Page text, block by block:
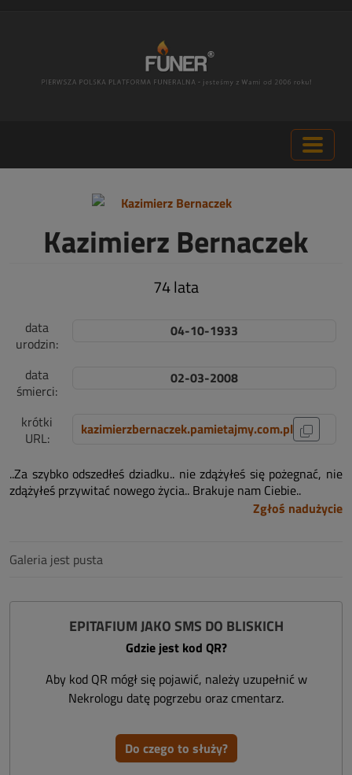
Kazimierz Bernaczek
74 lata
data
urodzin:
04-10-1933
data
śmierci:
02-03-2008
krótki
URL:
kazimierzbernaczek.pamietajmy.com.pl
..Za szybko odszedłeś dziadku.. nie zdążyłeś się pożegnać, nie
zdążyłeś przywitać nowego życia.. Brakuje nam Ciebie..
Zgłoś nadużycie
Galeria jest pusta
EPITAFIUM JAKO SMS DO BLISKICH
Gdzie jest kod QR?
Aby kod QR mógł się pojawić, należy uzupełnić w
Nekrologu datę pogrzebu oraz cmentarz.
Do czego to służy?